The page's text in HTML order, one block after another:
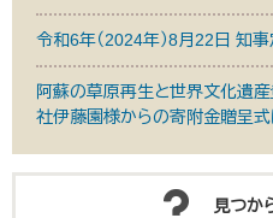
令和6年（2024年）8月22日 知
阿蘇の草原再生と世界文化遺
社伊藤園様からの寄附金贈呈式
見つか